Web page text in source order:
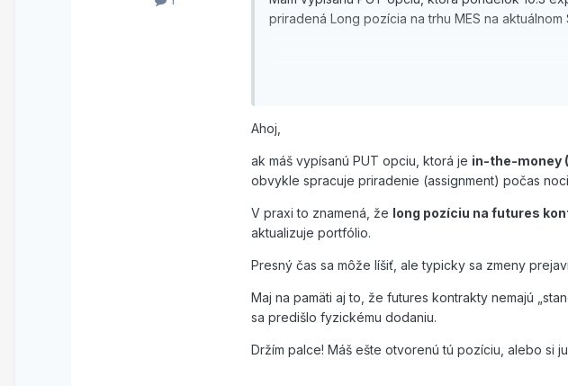
priradená Long pozícia na trhu MES na aktuálnom
V poslední době rád trávím čas na platformě
Ahoj,
ak máš vypísanú PUT opciu, ktorá je in-the-money
obvykle spracuje priradenie (assignment) počas
V praxi to znamená, že long pozíciu na futures
aktualizuje portfólio.
Presný čas sa môže líšiť, ale typicky sa zmeny
Maj na pamäti aj to, že futures kontrakty nemajú
sa predišlo fyzickému dodaniu.
Držím palce! Máš ešte otvorenú tú pozíciu, alebo si